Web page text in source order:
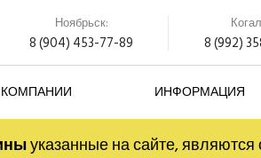
Ноябрьск:
8 (904) 453-77-89 8 (992)
ИНФОРМАЦИЯ
указанные на сайте,